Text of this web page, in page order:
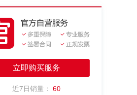
立即购买服务
近7日销量： 60